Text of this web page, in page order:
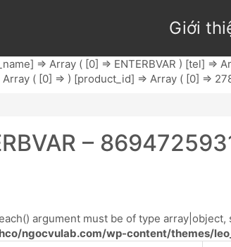
Giới
=> Array ( [0] => ENTERBVAR ) [tel] =>
Array ( [0] => ) [product_id] => Array ( [0] =>
–
argument must be of type array|object,
ngocvulab.com/wp-content/themes/